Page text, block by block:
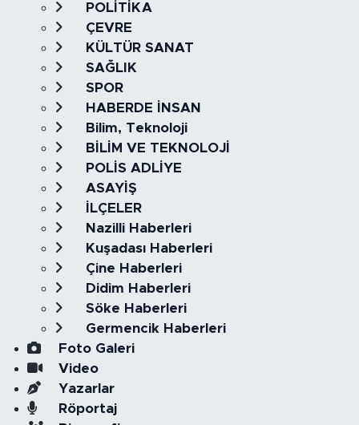
POLİTİKA
ÇEVRE
KÜLTÜR SANAT
SAĞLIK
SPOR
HABERDE İNSAN
Bilim, Teknoloji
BİLİM VE TEKNOLOJİ
POLİS ADLİYE
ASAYİŞ
İLÇELER
Nazilli Haberleri
Kuşadası Haberleri
Çine Haberleri
Didim Haberleri
Söke Haberleri
Germencik Haberleri
Foto Galeri
Video
Yazarlar
Röportaj